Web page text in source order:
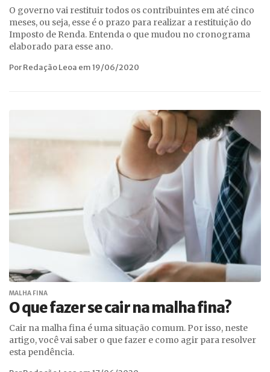
O governo vai restituir todos os contribuintes em até cinco
meses, ou seja, esse é o prazo para realizar a restituição do
Imposto de Renda. Entenda o que mudou no cronograma
elaborado para esse ano.
Por Redação Leoa em 19/06/2020
MALHA FINA
O que fazer se cair na malha fina?
Cair na malha fina é uma situação comum. Por isso, neste
artigo, você vai saber o que fazer e como agir para resolver
esta pendência.